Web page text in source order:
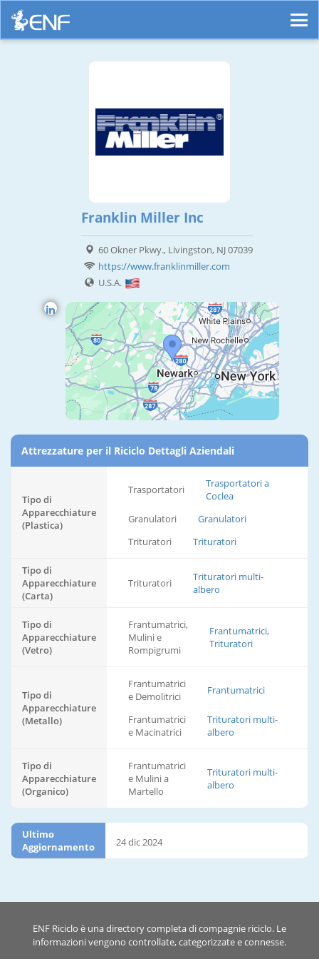
Franklin Miller Inc
60 Okner Pkwy., Livingston, NJ 07039
https://www.franklinmiller.com
U.S.A.
Attrezzature per il Riciclo Dettagli Aziendali
Tipo di
Apparecchiature
(Plastica)
Trasportatori
Trasportatori a
Coclea
Granulatori
Granulatori
Trituratori
Trituratori
Tipo di
Apparecchiature
(Carta)
Trituratori
Trituratori multi-
albero
Tipo di
Apparecchiature
(Vetro)
Frantumatrici,
Mulini e
Rompigrumi
Frantumatrici,
Trituratori
Tipo di
Apparecchiature
(Metallo)
Frantumatrici
e Demolitrici
Frantumatrici
Frantumatrici
e Macinatrici
Trituratori multi-
albero
Tipo di
Apparecchiature
(Organico)
Frantumatrici
e Mulini a
Martello
Trituratori multi-
albero
Ultimo
Aggiornamento
24 dic 2024
ENF Riciclo è una directory completa di compagnie riciclo. Le
informazioni vengono controllate, categorizzate e connesse.